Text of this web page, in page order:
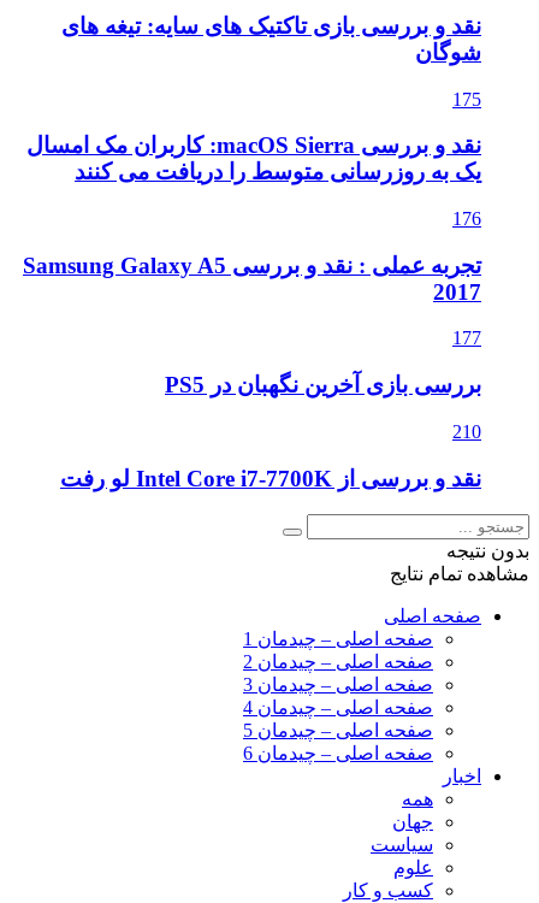
نقد و بررسی بازی تاکتیک های سایه: تیغه های
شوگان
175
نقد و بررسی macOS Sierra: کاربران مک امسال
یک به روزرسانی متوسط را دریافت می کنند
176
تجربه عملی : نقد و بررسی Samsung Galaxy A5
2017
177
بررسی بازی آخرین نگهبان در PS5
210
نقد و بررسی از Intel Core i7-7700K لو رفت
بدون نتیجه
مشاهده تمام نتایج
صفحه اصلی
صفحه اصلی – چیدمان 1
صفحه اصلی – چیدمان 2
صفحه اصلی – چیدمان 3
صفحه اصلی – چیدمان 4
صفحه اصلی – چیدمان 5
صفحه اصلی – چیدمان 6
اخبار
همه
جهان
سیاست
علوم
کسب و کار